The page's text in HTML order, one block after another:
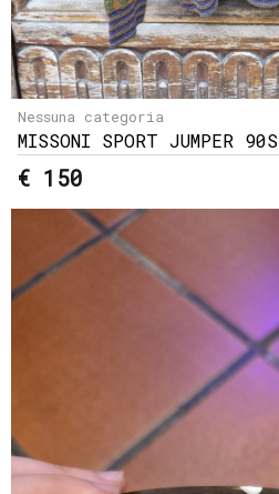
Nessuna categoria
MISSONI SPORT JUMPER 90S
€ 150